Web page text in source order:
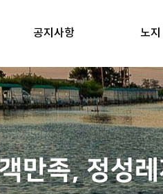
공지사항 노지
만족, 정성레